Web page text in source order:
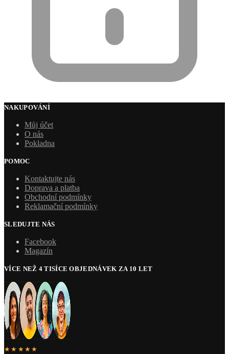
NAKUPOVÁNÍ
Můj účet
O nás
Pokladna
POMOC
Kontaktujte nás
Doprava a platba
Obchodní podmínky
Reklamační podmínky
SLEDUJTE NÁS
Facebook
Magazín
VÍCE NEŽ 4 TISÍCE OBJEDNÁVEK ZA 10 LET
★★★★★